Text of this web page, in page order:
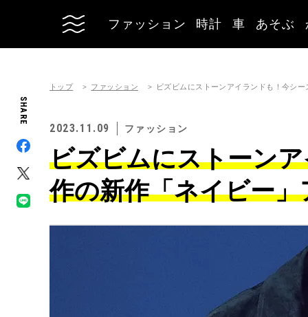
ファッション 時計 車 あそぶ
SHARE
トップ ファッション ビズビムにストーンアイランドも！今シ
2023.11.09 ファッション
ビズビムにストーン
作の新作「ネイビー